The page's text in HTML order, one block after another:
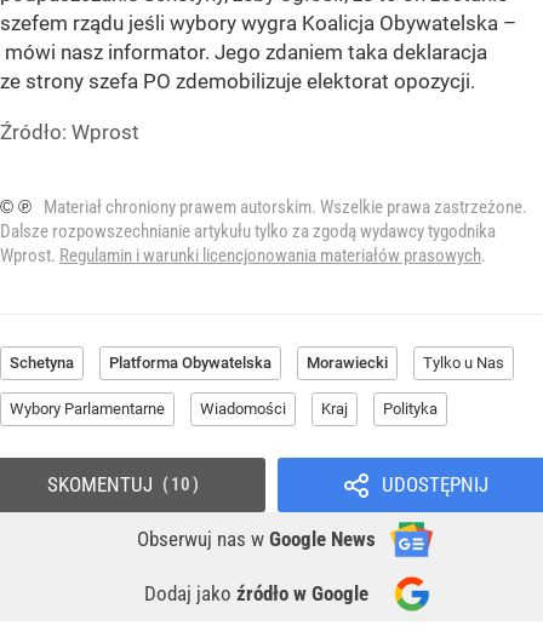
szefem rządu jeśli wybory wygra Koalicja Obywatelska –
mówi nasz informator. Jego zdaniem taka deklaracja
ze strony szefa PO zdemobilizuje elektorat opozycji.
Źródło: Wprost
© ℗
Materiał chroniony prawem autorskim. Wszelkie prawa zastrzeżone.
Dalsze rozpowszechnianie artykułu tylko za zgodą wydawcy tygodnika
Wprost. Regulamin i warunki licencjonowania materiałów prasowych.
Schetyna Platforma Obywatelska Morawiecki Tylko u Nas
Wybory Parlamentarne Wiadomości Kraj Polityka
UDOSTĘPNIJ
Obserwuj nas w Google News
Dodaj jako źródło w Google
SKOMENTUJ 10